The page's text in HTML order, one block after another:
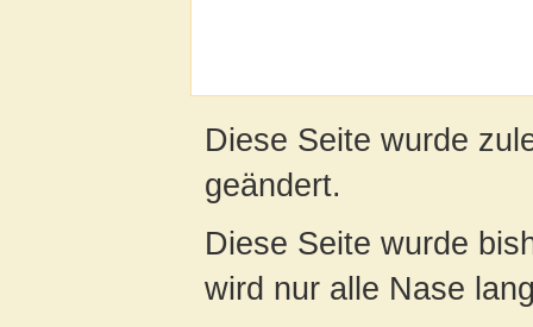
Diese Seite wurde
geändert.
Diese Seite wurde
wird nur alle Nase